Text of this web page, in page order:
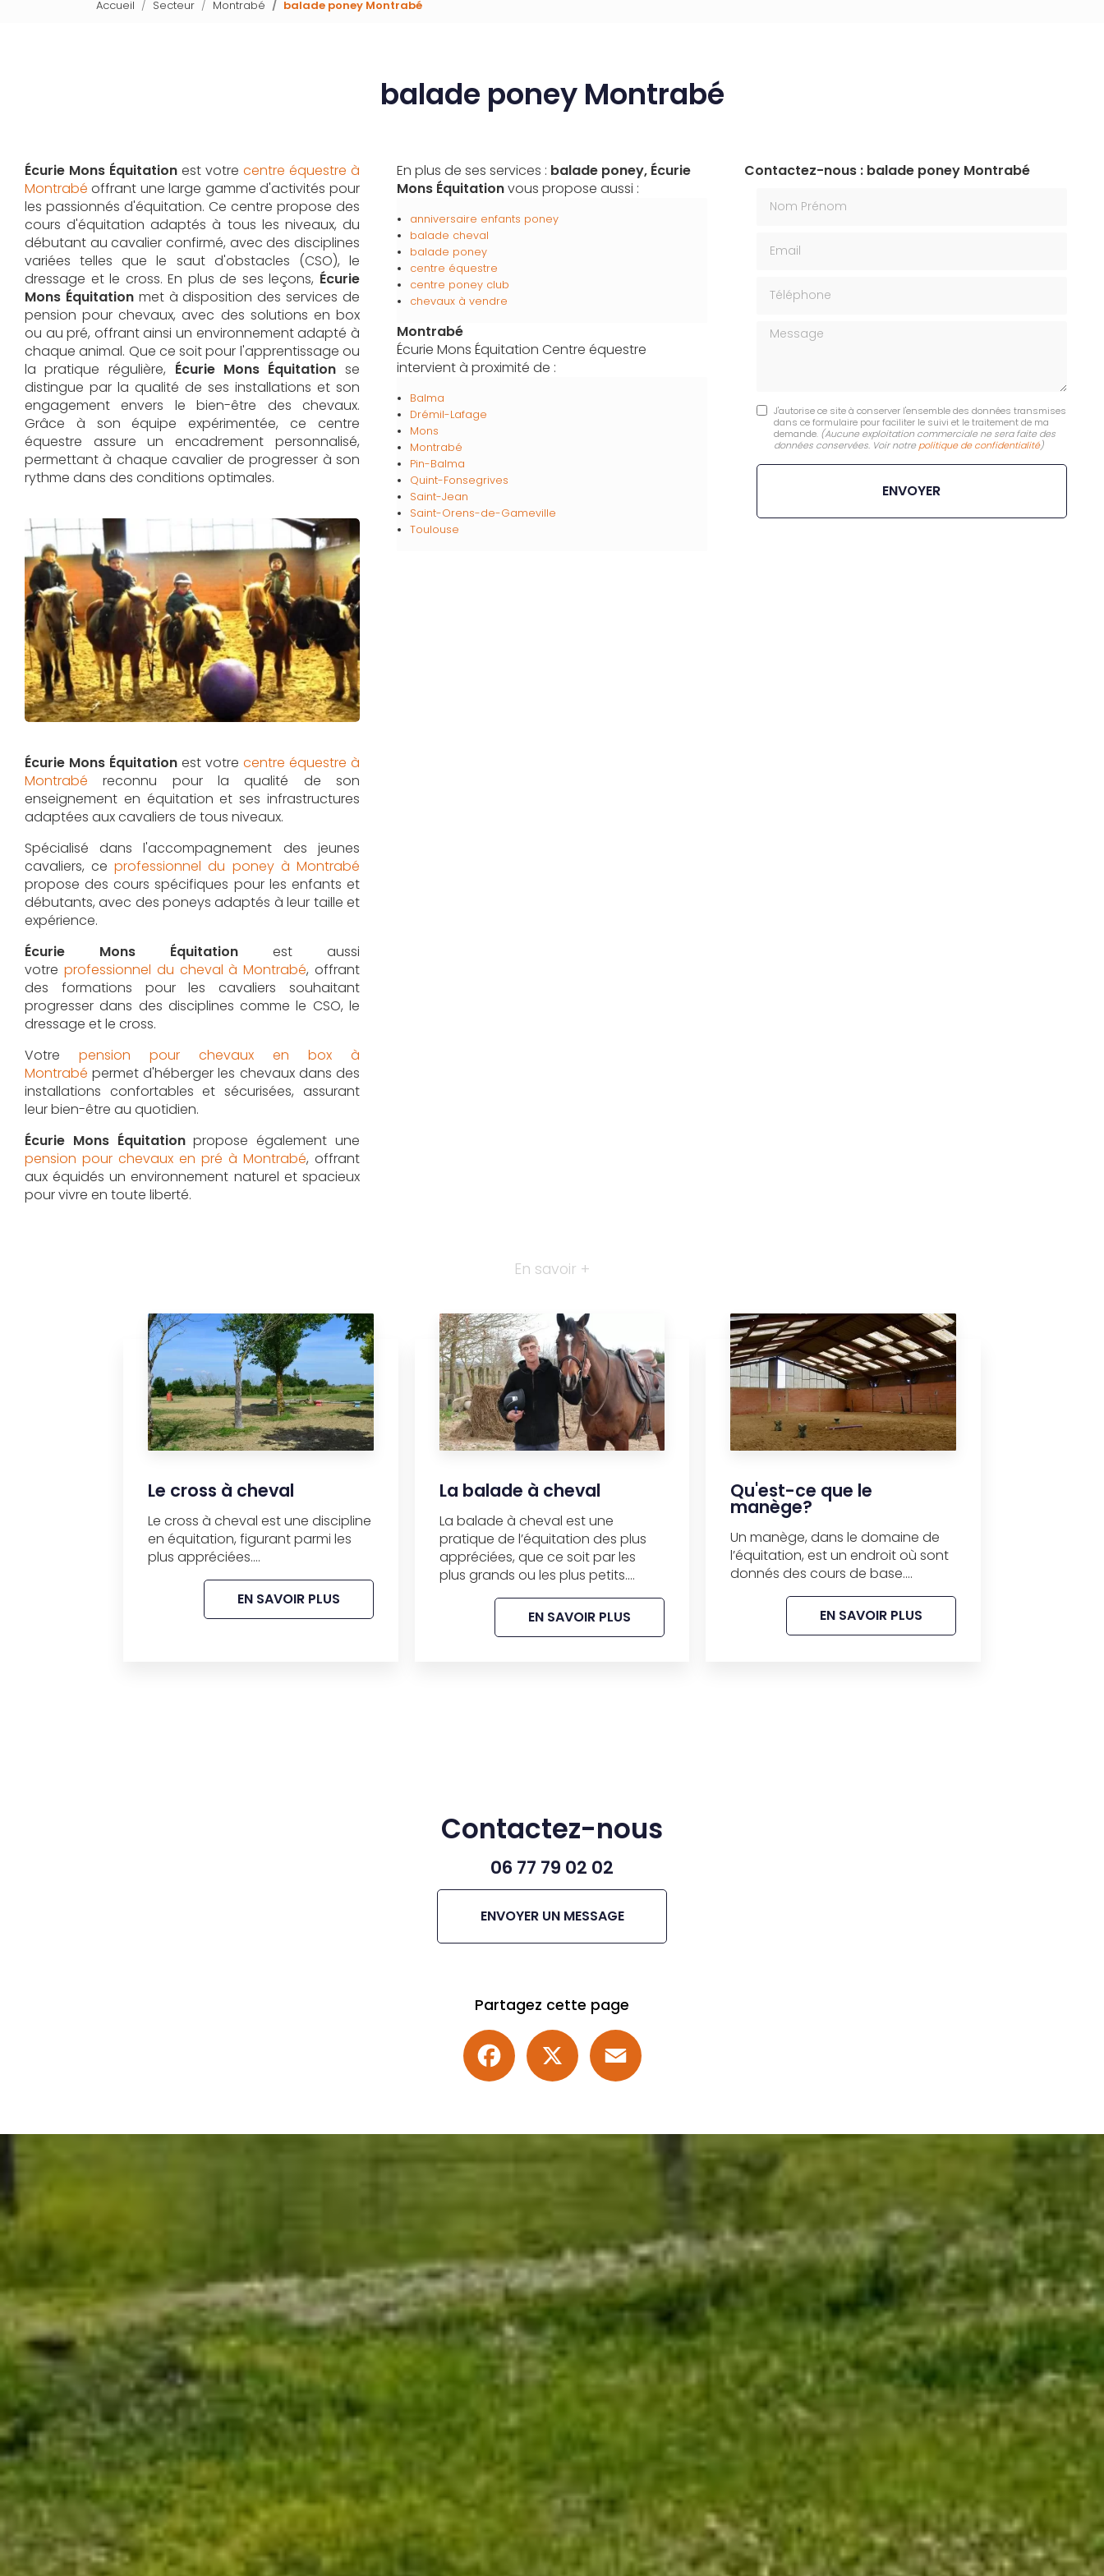
Accueil Secteur Montrabé balade poney Montrabé
balade poney Montrabé
Écurie Mons Équitation est votre centre équestre à
Montrabé offrant une large gamme d'activités pour
les passionnés d'équitation. Ce centre propose des
cours d'équitation adaptés à tous les niveaux, du
débutant au cavalier confirmé, avec des disciplines
variées telles que le saut d'obstacles (CSO), le
dressage et le cross. En plus de ses leçons, Écurie
Mons Équitationmet à disposition des services de
pension pour chevaux, avec des solutions en box
ou au pré, offrant ainsi un environnement adapté à
chaque animal. Que ce soit pour l'apprentissage ou
la pratique régulière, Écurie Mons Équitation se
distingue par la qualité de ses installations et son
engagement envers le bien-être des chevaux.
Grâce à son équipe expérimentée, ce centre
équestre assure un encadrement personnalisé,
permettant à chaque cavalier de progresser à son
rythme dans des conditions optimales.
Écurie Mons Équitation est votre centre équestre à
Montrabé reconnu pour la qualité de son
enseignement en équitation et ses infrastructures
adaptées aux cavaliers de tous niveaux.
Spécialisé dans l'accompagnement des jeunes
cavaliers, ceprofessionnel du poney à Montrabé
propose des cours spécifiques pour les enfants et
débutants, avec des poneys adaptés à leur taille et
expérience.
Écurie Mons Équitation est aussi
votre professionnel du cheval à Montrabé, offrant
des formations pour les cavaliers souhaitant
progresser dans des disciplines comme le CSO, le
dressage et le cross.
Votre pension pour chevaux en box à
Montrabé permet d'héberger les chevaux dans des
installations confortables et sécurisées, assurant
leur bien-être au quotidien.
Écurie Mons Équitationpropose également une
pension pour chevaux en pré à Montrabé, offrant
aux équidés un environnement naturel et spacieux
pour vivre en toute liberté.
En plus de ses services : balade poney, Écurie
Mons Équitationvous propose aussi :
anniversaire enfants poney
balade cheval
balade poney
centre équestre
centre poney club
chevaux à vendre
Montrabé
Écurie Mons Équitation Centre équestre
intervient à proximité de :
Balma
Drémil-Lafage
Mons
Montrabé
Pin-Balma
Quint-Fonsegrives
Saint-Jean
Saint-Orens-de-Gameville
Toulouse
Contactez-nous : balade poney Montrabé
Message
J'autorise ce site à conserver l'ensemble des données transmises
dans ce formulaire pour faciliter le suivi et le traitement de ma
demande. (Aucune exploitation commerciale ne sera faite des
données conservées. Voir notre politique de confidentialité)
En savoir +
Le cross à cheval
Le cross à cheval est une discipline
en équitation, figurant parmi les
plus appréciées....
EN SAVOIR PLUS
La balade à cheval
La balade à cheval est une
pratique de l’équitation des plus
appréciées, que ce soit par les
plus grands ou les plus petits....
EN SAVOIR PLUS
Qu'est-ce que le
manège?
Un manège, dans le domaine de
l’équitation, est un endroit où sont
donnés des cours de base....
EN SAVOIR PLUS
Contactez-nous
06 77 79 02 02
ENVOYER UN MESSAGE
Partagez cette page
Facebook